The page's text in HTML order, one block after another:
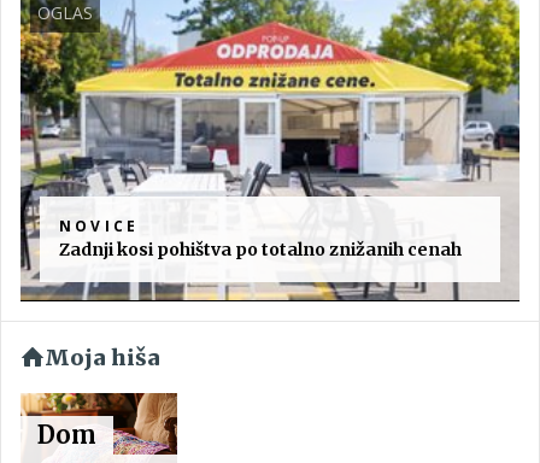
OGLAS
NOVICE
Zadnji kosi pohištva po totalno znižanih cenah
Moja hiša
Dom